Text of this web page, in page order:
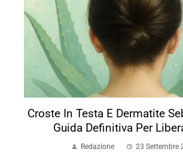
Croste In Testa E Dermatite
Guida Definitiva Per
Redazione 23 Settembre